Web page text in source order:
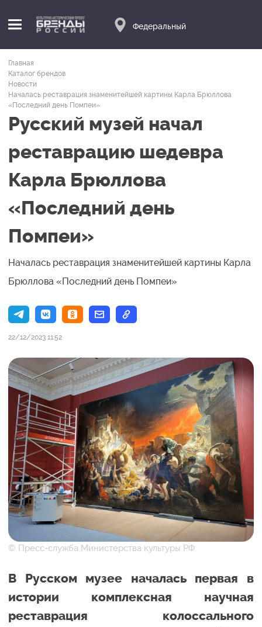
Федеральный
Главная
Каталог брендов
Новости
Началась реставрация знаменитейшей картины Карла Брюллова
«Последний день Помпеи»
Русский музей начал
реставрацию шедевра
Карла Брюллова
«Последний день
Помпеи»
Началась реставрация знаменитейшей картины Карла
Брюллова «Последний день Помпеи»
22/12/2023 11:52
© Пресс-служба Министерства культуры РФ
В Русском музее началась первая в
истории комплексная научная
реставрация колоссального